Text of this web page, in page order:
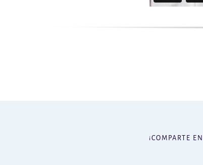
¡COMPARTE